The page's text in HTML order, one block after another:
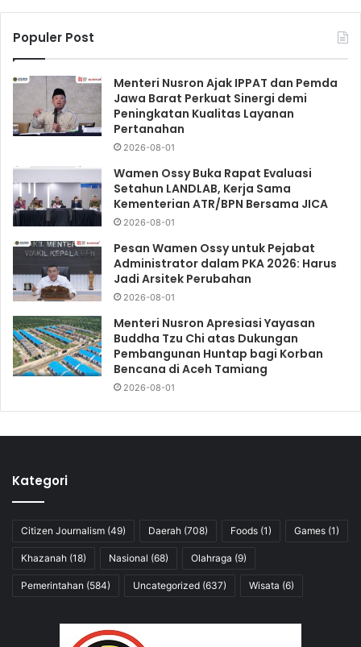
Populer Post
Menteri Nusron Ajak IPPAT dan Pemda
Jawa Barat Perkuat Sinergi demi
Peningkatan Kualitas Layanan
Pertanahan
2026-08-01
Wamen Ossy Buka Rapat Evaluasi
Setahun LANDLAB, Kerja Sama
Kementerian ATR/BPN Bersama JICA
2026-08-01
Pesan Wamen Ossy untuk Pejabat
Administrator dalam PKA 2026: Harus
Jadi Arsitek Perubahan
2026-08-01
Menteri Nusron Apresiasi Yayasan
Buddha Tzu Chi atas Dukungan
Pembangunan Huntap bagi Korban
Bencana di Aceh Tamiang
2026-08-01
Kategori
Citizen Journalism (49) Daerah (708) Foods (1) Games (1)
Khazanah (18) Nasional (68) Olahraga (9)
Pemerintahan (584) Uncategorized (637) Wisata (6)